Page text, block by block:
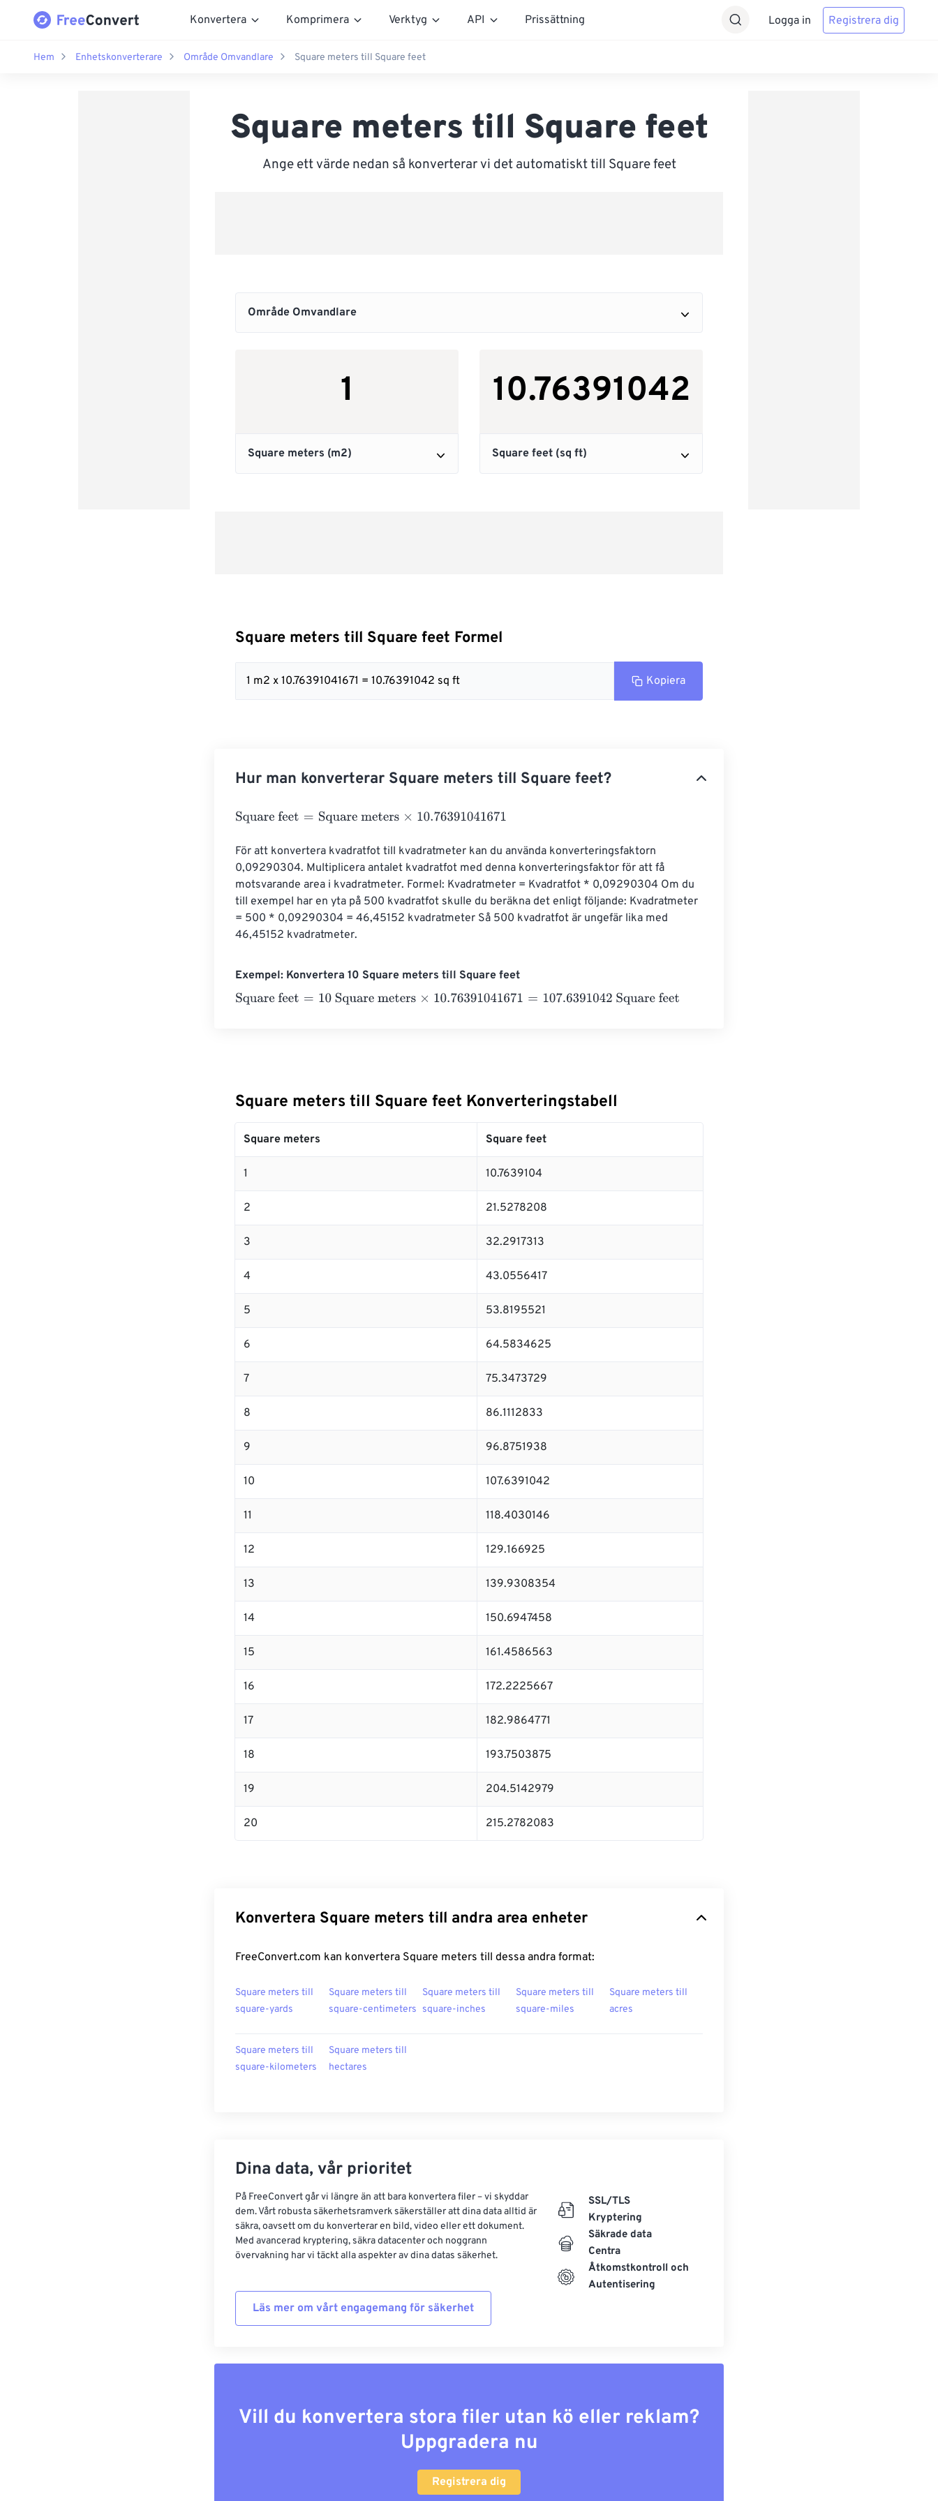
Konvertera Komprimera Verktyg API Prissättning Logga in Registrera dig
Hem Enhetskonverterare Område Omvandlare Square meters till Square feet
Square meters till Square feet
Ange ett värde nedan så konverterar vi det automatiskt till Square feet
Square meters till Square feet Formel
1 m2 x 10.76391041671 = 10.76391042 sq ft Kopiera
Hur man konverterar Square meters till Square feet?
Square feet= Square meters×10.76391041671
För att konvertera kvadratfot till kvadratmeter kan du använda konverteringsfaktorn
0,09290304. Multiplicera antalet kvadratfot med denna konverteringsfaktor för att få
motsvarande area i kvadratmeter. Formel: Kvadratmeter = Kvadratfot * 0,09290304 Om du
till exempel har en yta på 500 kvadratfot skulle du beräkna det enligt följande: Kvadratmeter
= 500 * 0,09290304 = 46,45152 kvadratmeter Så 500 kvadratfot är ungefär lika med
46,45152 kvadratmeter.
Exempel: Konvertera 10 Square meters till Square feet
Square feet= 10 Square meters×10.76391041671=107.6391042 Square feet
Square meters till Square feet Konverteringstabell
Square meters Square feet
1 10.7639104
2 21.5278208
3 32.2917313
4 43.0556417
5 53.8195521
6 64.5834625
7 75.3473729
8 86.1112833
9 96.8751938
10 107.6391042
11 118.4030146
12 129.166925
13 139.9308354
14 150.6947458
15 161.4586563
16 172.2225667
17 182.9864771
18 193.7503875
19 204.5142979
20 215.2782083
Konvertera Square meters till andra area enheter
FreeConvert.com kan konvertera Square meters till dessa andra format:
Square meters till
square-yards
Square meters till
square-centimeters
Square meters till
square-inches
Square meters till
square-miles
Square meters till
acres
Square meters till
square-kilometers
Square meters till
hectares
Dina data, vår prioritet
På FreeConvert går vi längre än att bara konvertera filer – vi skyddar
dem. Vårt robusta säkerhetsramverk säkerställer att dina data alltid är
säkra, oavsett om du konverterar en bild, video eller ett dokument.
Med avancerad kryptering, säkra datacenter och noggrann
övervakning har vi täckt alla aspekter av dina datas säkerhet.
Läs mer om vårt engagemang för säkerhet
SSL/TLS
Kryptering
Säkrade data
Centra
Åtkomstkontroll och
Autentisering
Vill du konvertera stora filer utan kö eller reklam?
Uppgradera nu
Registrera dig